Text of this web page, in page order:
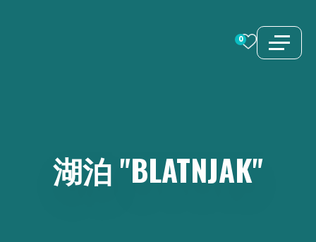
0
湖泊 "BLATNJAK"